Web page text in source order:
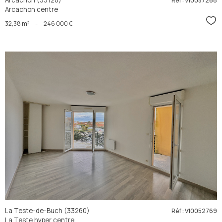
Arcachon centre
32,38 m² - 246 000 €
voir le
bien
La Teste-de-Buch (33260)
La Teste hyper centre
Réf : V10052769